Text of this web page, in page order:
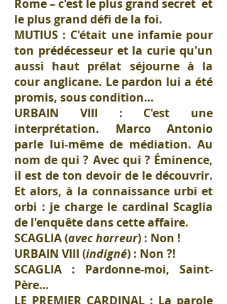
Rome – c'est le plus grand secret et
le plus grand défi de la foi.
MUTIUS : C'était une infamie pour
ton prédécesseur et la curie qu'un
aussi haut prélat séjourne à la
cour anglicane. Le pardon lui a été
promis, sous condition…
URBAIN VIII : C'est une
interprétation. Marco Antonio
parle lui-même de médiation. Au
nom de qui ? Avec qui ? Éminence,
il est de ton devoir de le découvrir.
Et alors, à la connaissance urbi et
orbi : je charge le cardinal Scaglia
de l'enquête dans cette affaire.
SCAGLIA (avec horreur) : Non !
URBAIN VIII (indigné) : Non ?!
SCAGLIA : Pardonne-moi, Saint-
Père…
LE PREMIER CARDINAL : La parole